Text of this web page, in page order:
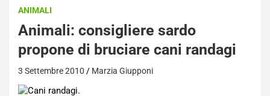
ANIMALI
Animali: consigliere sardo
propone di bruciare cani randagi
3 Settembre 2010 Marzia Giupponi